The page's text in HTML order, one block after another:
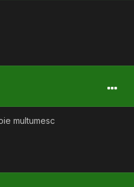
multumesc